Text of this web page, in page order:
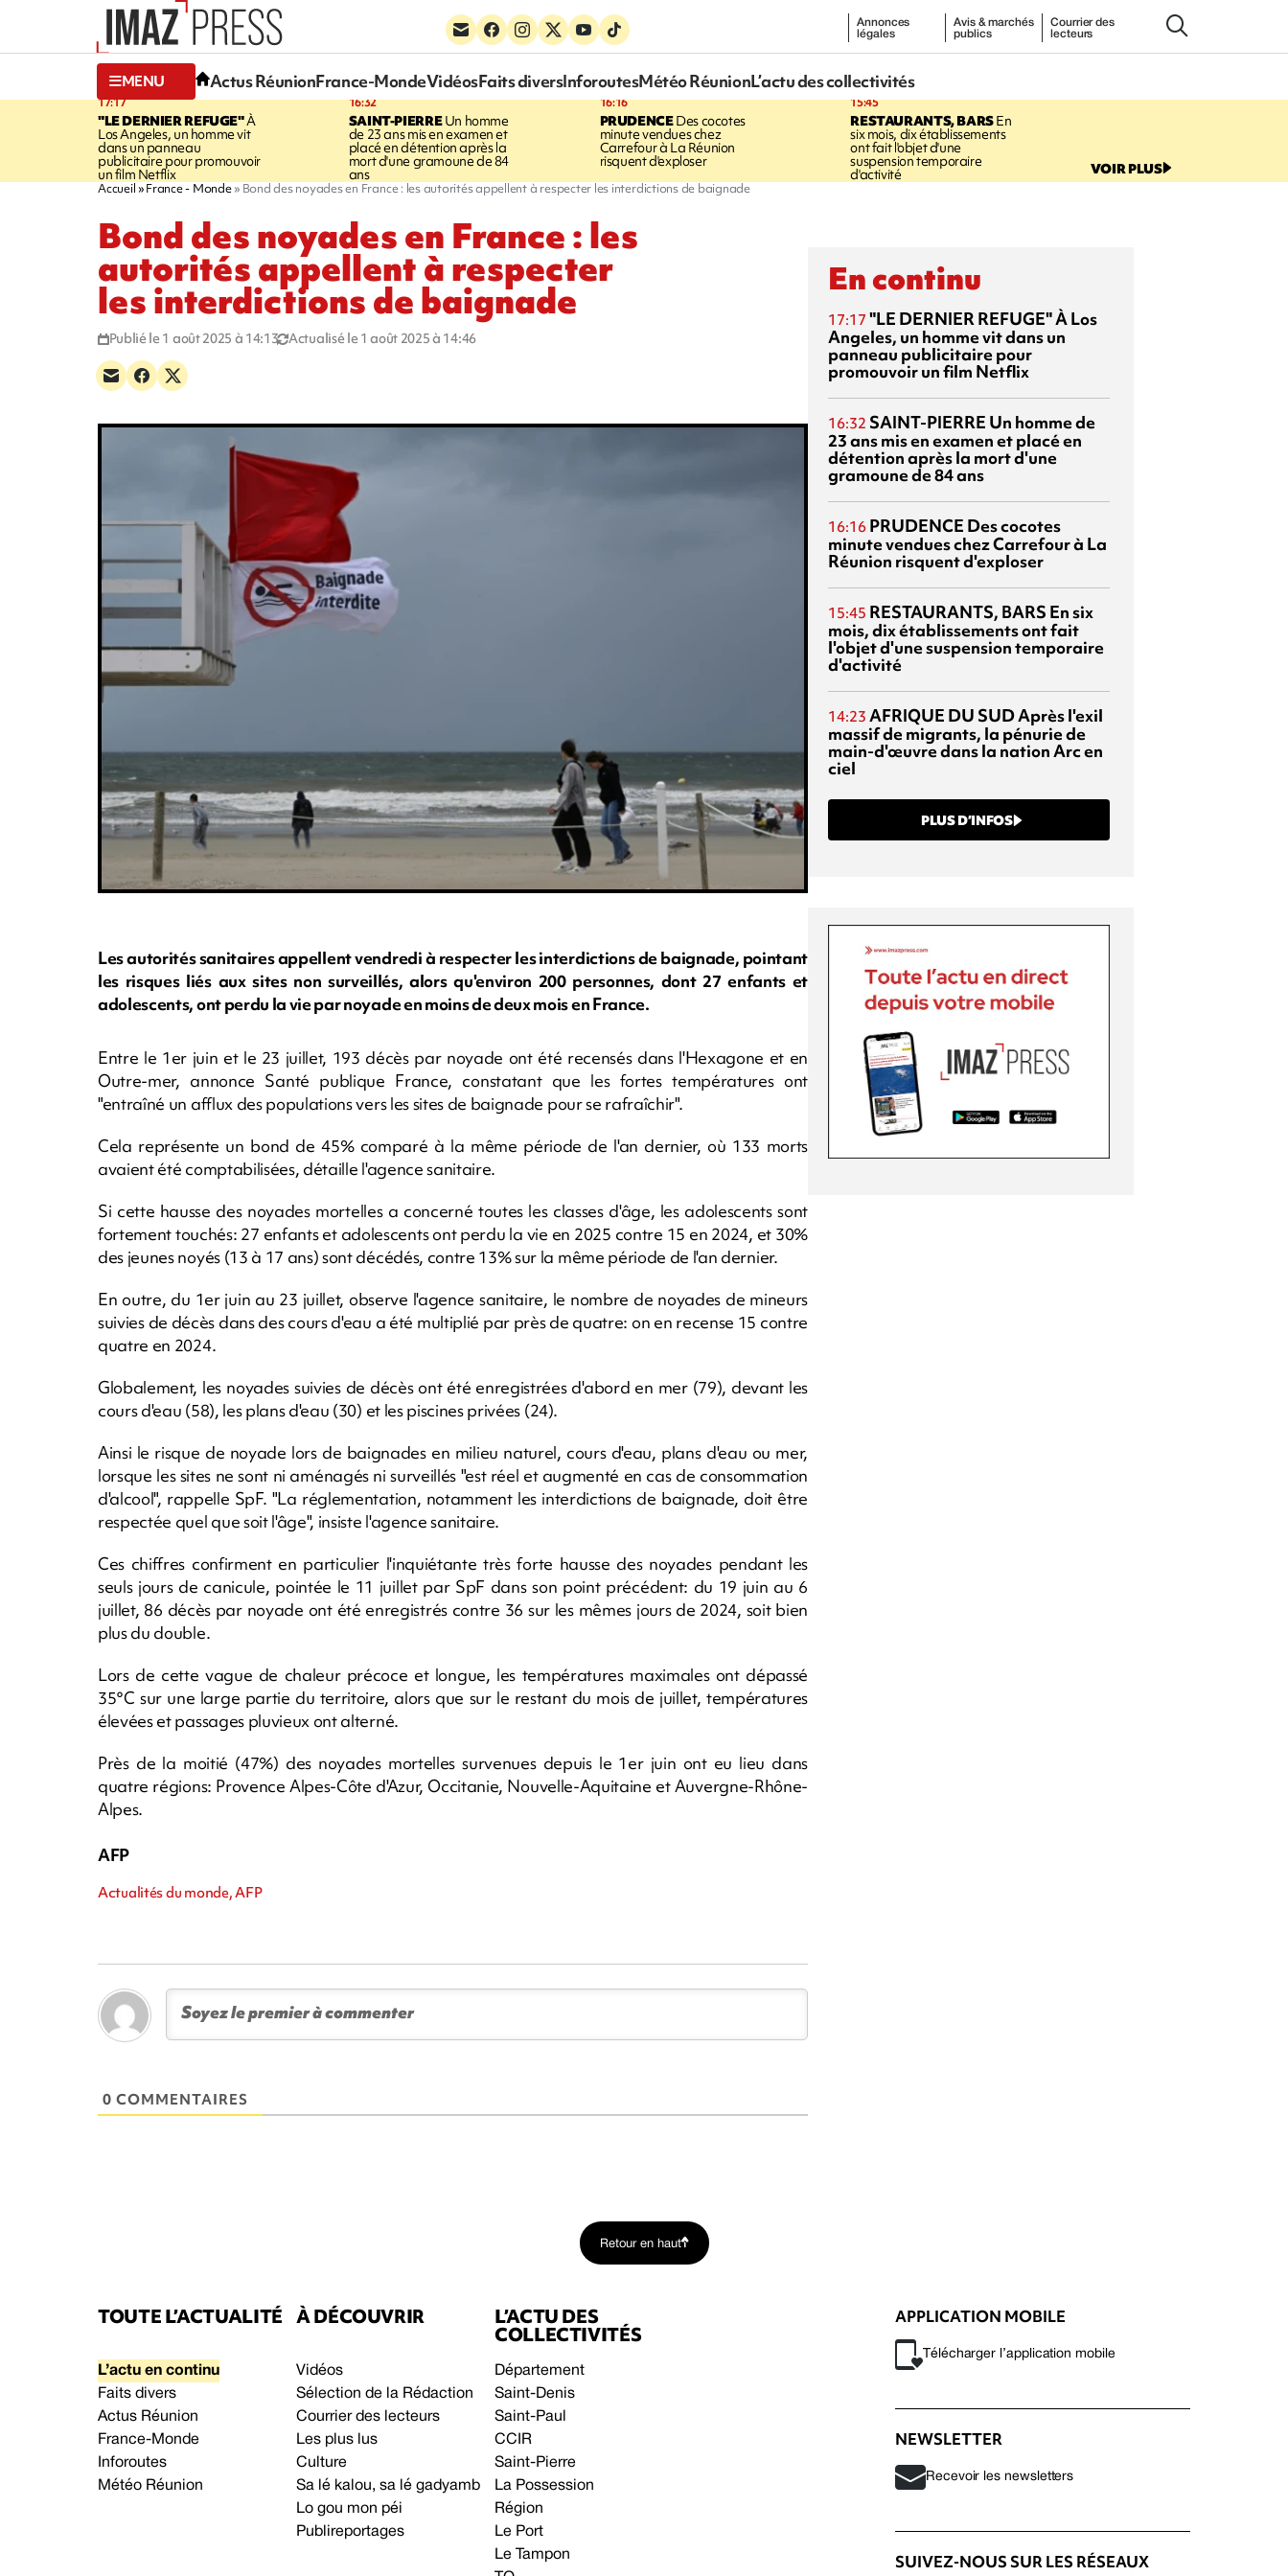
Annonces
légales
Avis & marchés
publics
Courrier des
lecteurs
MENU Actus RéunionFrance-MondeVidéosFaits diversInforoutesMétéo RéunionL’actu des collectivités
17:17
"LE DERNIER REFUGE"À
Los Angeles, un homme vit
dans un panneau
publicitaire pour promouvoir
un film Netflix
16:32
SAINT-PIERREUn homme
de 23 ans mis en examen et
placé en détention après la
mort d'une gramoune de 84
ans
16:16
PRUDENCEDes cocotes
minute vendues chez
Carrefour à La Réunion
risquent d'exploser
15:45
RESTAURANTS, BARSEn
six mois, dix établissements
ont fait l'objet d'une
suspension temporaire
d'activité VOIR PLUS
Accueil France - Monde Bond des noyades en France : les autorités appellent à respecter les interdictions de baignade
Bond des noyades en France : les
autorités appellent à respecter
les interdictions de baignade
Publié le 1 août 2025 à 14:13 Actualisé le 1 août 2025 à 14:46
Les autorités sanitaires appellent vendredi à respecter les interdictions de baignade, pointant
les risques liés aux sites non surveillés, alors qu'environ 200 personnes, dont 27 enfants et
adolescents, ont perdu la vie par noyade en moins de deux mois en France.
Entre le 1er juin et le 23 juillet, 193 décès par noyade ont été recensés dans l'Hexagone et en
Outre-mer, annonce Santé publique France, constatant que les fortes températures ont
"entraîné un afflux des populations vers les sites de baignade pour se rafraîchir".
Cela représente un bond de 45% comparé à la même période de l'an dernier, où 133 morts
avaient été comptabilisées, détaille l'agence sanitaire.
Si cette hausse des noyades mortelles a concerné toutes les classes d'âge, les adolescents sont
fortement touchés: 27 enfants et adolescents ont perdu la vie en 2025 contre 15 en 2024, et 30%
des jeunes noyés (13 à 17 ans) sont décédés, contre 13% sur la même période de l'an dernier.
En outre, du 1er juin au 23 juillet, observe l'agence sanitaire, le nombre de noyades de mineurs
suivies de décès dans des cours d'eau a été multiplié par près de quatre: on en recense 15 contre
quatre en 2024.
Globalement, les noyades suivies de décès ont été enregistrées d'abord en mer (79), devant les
cours d'eau (58), les plans d'eau (30) et les piscines privées (24).
Ainsi le risque de noyade lors de baignades en milieu naturel, cours d'eau, plans d'eau ou mer,
lorsque les sites ne sont ni aménagés ni surveillés "est réel et augmenté en cas de consommation
d'alcool", rappelle SpF. "La réglementation, notamment les interdictions de baignade, doit être
respectée quel que soit l'âge", insiste l'agence sanitaire.
Ces chiffres confirment en particulier l'inquiétante très forte hausse des noyades pendant les
seuls jours de canicule, pointée le 11 juillet par SpF dans son point précédent: du 19 juin au 6
juillet, 86 décès par noyade ont été enregistrés contre 36 sur les mêmes jours de 2024, soit bien
plus du double.
Lors de cette vague de chaleur précoce et longue, les températures maximales ont dépassé
35°C sur une large partie du territoire, alors que sur le restant du mois de juillet, températures
élevées et passages pluvieux ont alterné.
Près de la moitié (47%) des noyades mortelles survenues depuis le 1er juin ont eu lieu dans
quatre régions: Provence Alpes-Côte d'Azur, Occitanie, Nouvelle-Aquitaine et Auvergne-Rhône-
Alpes.
AFP
Actualités du monde, AFP
0 COMMENTAIRES
En continu
17:17 "LE DERNIER REFUGE"À Los
Angeles, un homme vit dans un
panneau publicitaire pour
promouvoir un film Netflix
16:32 SAINT-PIERRE Un homme de
23 ans mis en examen et placé en
détention après la mort d'une
gramoune de 84 ans
16:16 PRUDENCE Des cocotes
minute vendues chez Carrefour à La
Réunion risquent d'exploser
15:45 RESTAURANTS, BARS En six
mois, dix établissements ont fait
l'objet d'une suspension temporaire
d'activité
14:23 AFRIQUE DU SUDAprès l'exil
massif de migrants, la pénurie de
main-d'œuvre dans la nation Arc en
ciel
PLUS D’INFOS
Retour en haut
TOUTE L’ACTUALITÉ
L’actu en continu
Faits divers
Actus Réunion
France-Monde
Inforoutes
Météo Réunion
À DÉCOUVRIR
Vidéos
Sélection de la Rédaction
Courrier des lecteurs
Les plus lus
Culture
Sa lé kalou, sa lé gadyamb
Lo gou mon péi
Publireportages
L’ACTU DES
COLLECTIVITÉS
Département
Saint-Denis
Saint-Paul
CCIR
Saint-Pierre
La Possession
Région
Le Port
Le Tampon
APPLICATION MOBILE
Télécharger l’application mobile
NEWSLETTER
Recevoir les newsletters
SUIVEZ-NOUS SUR LES RÉSEAUX